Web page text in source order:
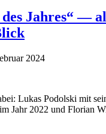
Jahres“ —
2024
Lukas Podolski mit
Jahr 2022 und Florian